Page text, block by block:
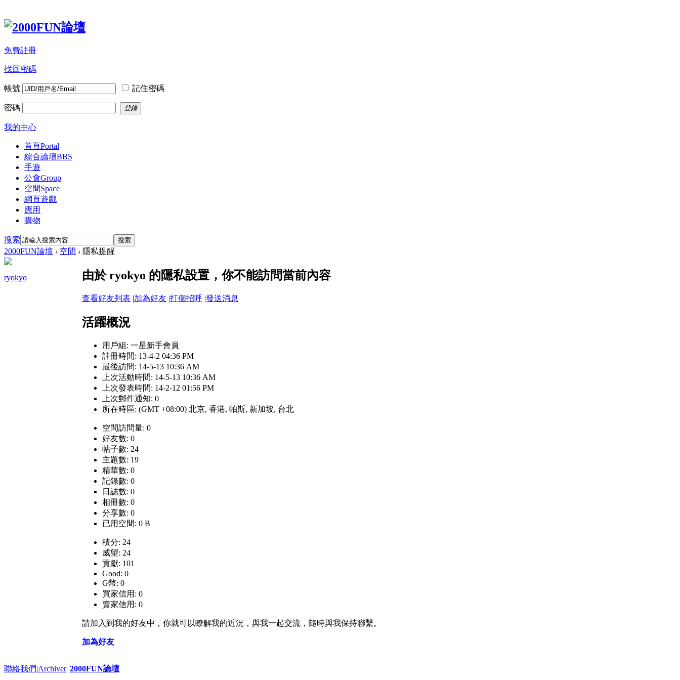
免費註冊
找回密碼
帳號 記住密碼
密碼 登錄
我的中心
首頁Portal
綜合論壇BBS
手遊
公會Group
空間Space
網頁遊戲
應用
購物
搜索 搜索
2000FUN論壇 › 空間 › 隱私提醒
ryokyo 由於 ryokyo 的隱私設置，你不能訪問當前內容
查看好友列表 |加為好友 |打個招呼 |發送消息
活躍概況
用戶組: 一星新手會員
註冊時間: 13-4-2 04:36 PM
最後訪問: 14-5-13 10:36 AM
上次活動時間: 14-5-13 10:36 AM
上次發表時間: 14-2-12 01:56 PM
上次郵件通知: 0
所在時區: (GMT +08:00) 北京, 香港, 帕斯, 新加坡, 台北
空間訪問量: 0
好友數: 0
帖子數: 24
主題數: 19
精華數: 0
記錄數: 0
日誌數: 0
相冊數: 0
分享數: 0
已用空間: 0 B
積分: 24
威望: 24
貢獻: 101
Good: 0
G幣: 0
買家信用: 0
賣家信用: 0
請加入到我的好友中，你就可以瞭解我的近況，與我一起交流，隨時與我保持聯繫。
加為好友
聯絡我們|Archiver| 2000FUN論壇